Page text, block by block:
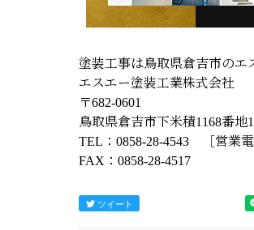
塗装工事は鳥取県倉吉市のエ
エスエー塗装工業株式会社
〒682-0601
鳥取県倉吉市下米積1168番地1
TEL：0858-28-4543 ［営業電
FAX：0858-28-4517
ツイート